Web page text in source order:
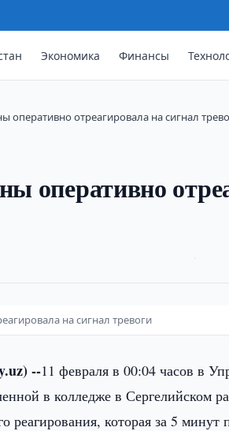
Экономика Финансы
оперативно отреагировала на сигнал
оперативно
на сигнал тревоги
--11 февраля в 00:04 часов в
в колледже в Сергелийском
реагирования, которая за 5